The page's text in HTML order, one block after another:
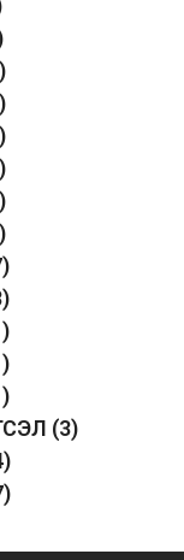
(3)